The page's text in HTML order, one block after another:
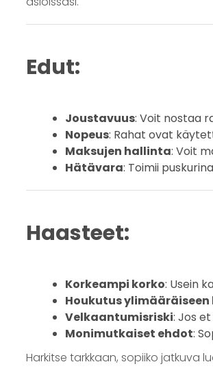
Edut:
Joustavuus: Voit nostaa
Nopeus: Rahat ovat
Maksujen hallinta: Voit
Hätävara: Toimii
Haasteet:
Korkeampi korko: Usein
Houkutus ylimääräiseen
Velkaantumisriski: Jos
Monimutkaiset ehdot:
Harkitse tarkkaan, sopiiko jatkuva